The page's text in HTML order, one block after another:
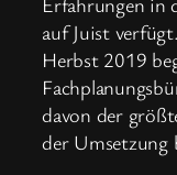
auf Juist
Herbst 2019
davon der
der Umsetzung